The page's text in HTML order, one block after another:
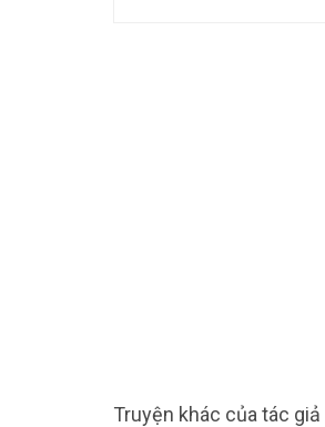
Truyện khác của tác giả